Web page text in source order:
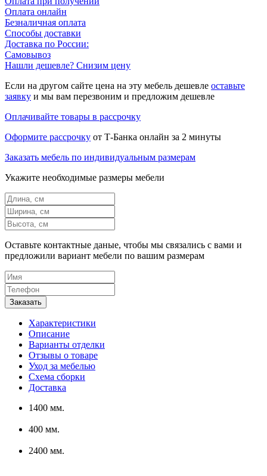
Оплата онлайн
Безналичная оплата
Способы доставки
Доставка по России:
Самовывоз
Нашли дешевле? Снизим цену
Если на другом сайте цена на эту мебель дешевле оставьте
заявку и мы вам перезвоним и предложим дешевле
Оплачивайте товары в рассрочку
Оформите рассрочку от Т-Банка онлайн за 2 минуты
Заказать мебель по индивидуальным размерам
Укажите необходимые размеры мебели
Оставьте контактные даные, чтобы мы связались с вами и
предложили вариант мебели по вашим размерам
Характеристики
Описание
Варианты отделки
Отзывы о товаре
Уход за мебелью
Схема сборки
Доставка
1400 мм.
400 мм.
2400 мм.